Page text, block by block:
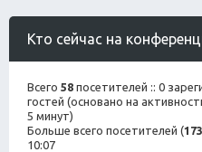
Кто сейчас на
Всего 58 посетителей :: 0
гостей (основано на
5 минут)
Больше всего посетителей (
10:07